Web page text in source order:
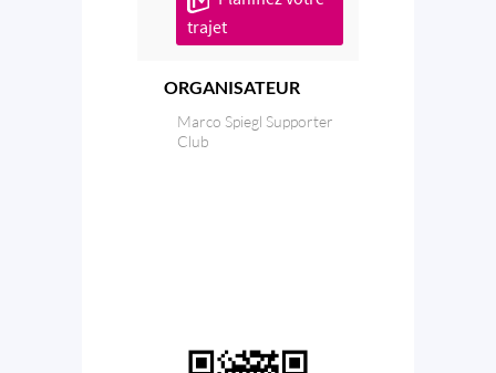
trajet
ORGANISATEUR
Marco Spiegl Supporter
Club